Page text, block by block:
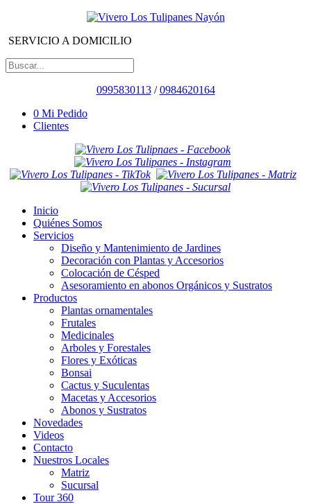
SERVICIO A DOMICILIO
0995830113/0984620164
0 Mi Pedido
Clientes
Inicio
Quiénes Somos
Servicios
Diseño y Mantenimiento de Jardines
Decoración con Plantas y Accesorios
Colocación de Césped
Asesoramiento en abonos Orgánicos y Sustratos
Productos
Plantas ornamentales
Frutales
Medicinales
Arboles y Forestales
Flores y Exóticas
Bonsai
Cactus y Suculentas
Macetas y Accesorios
Abonos y Sustratos
Novedades
Videos
Contacto
Nuestros Locales
Matriz
Sucursal
Tour 360